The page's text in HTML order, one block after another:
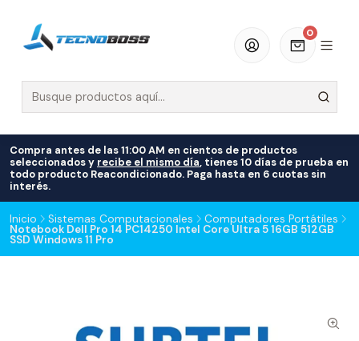
0
Compra antes de las 11:00 AM en cientos de productos
seleccionados y recibe el mismo día, tienes 10 días de prueba en
todo producto Reacondicionado. Paga hasta en 6 cuotas sin
interés.
Inicio Sistemas Computacionales Computadores Portátiles
Notebook Dell Pro 14 PC14250 Intel Core Ultra 5 16GB 512GB
SSD Windows 11 Pro